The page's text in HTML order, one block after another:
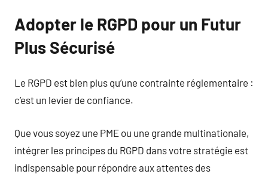
Adopter le RGPD pour un Futur
Plus Sécurisé
Le RGPD est bien plus qu’une contrainte réglementaire :
c’est un levier de confiance.
Que vous soyez une PME ou une grande multinationale,
intégrer les principes du RGPD dans votre stratégie est
indispensable pour répondre aux attentes des